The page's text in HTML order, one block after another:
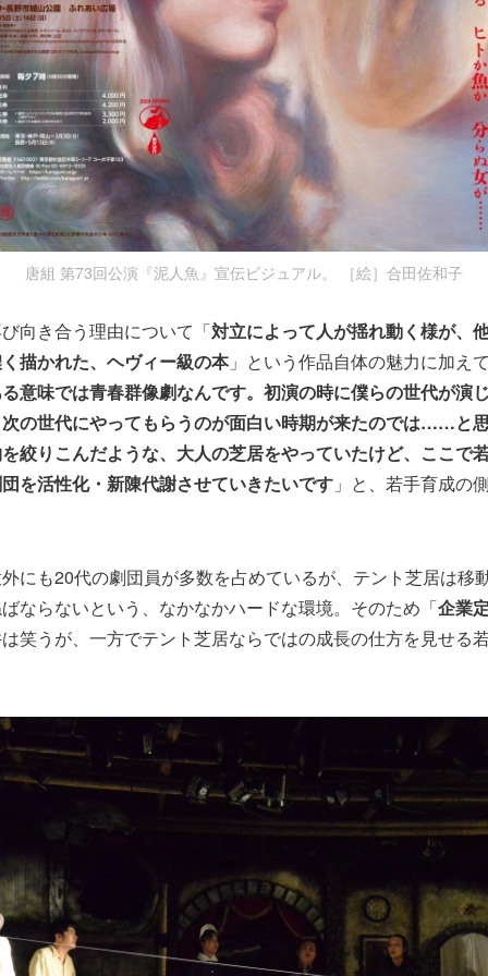
唐組 第73回公演『泥人魚』宣伝ビジュアル。 ［絵］合田佐和子
向き合う理由について「対立によって人が揺れ動く様が、
描かれた、ヘヴィー級の本」という作品自体の魅力に加え
意味では青春群像劇なんです。初演の時に僕らの世代が演
の世代にやってもらうのが面白い時期が来たのでは……と
絞りこんだような、大人の芝居をやっていたけど、ここで
を活性化・新陳代謝させていきたいです 」と、若手育成の
にも20代の劇団員が多数を占めているが、テント芝居は移
ならないという、なかなかハードな環境。そのため「企業
笑うが、一方でテント芝居ならではの成長の仕方を見せる